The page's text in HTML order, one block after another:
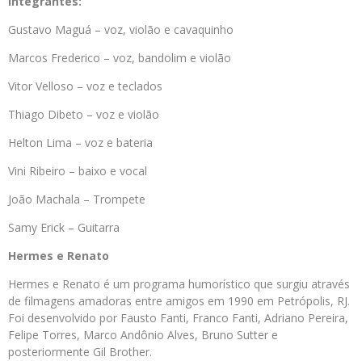
Gustavo Maguá – voz, violão e cavaquinho
Marcos Frederico – voz, bandolim e violão
Vitor Velloso – voz e teclados
Thiago Dibeto – voz e violão
Helton Lima – voz e bateria
Vini Ribeiro – baixo e vocal
João Machala – Trompete
Samy Erick – Guitarra
Hermes e Renato
Hermes e Renato é um programa humorístico que surgiu através
de filmagens amadoras entre amigos em 1990 em Petrópolis, RJ.
Foi desenvolvido por Fausto Fanti, Franco Fanti, Adriano Pereira,
Felipe Torres, Marco Andônio Alves, Bruno Sutter e
posteriormente Gil Brother.